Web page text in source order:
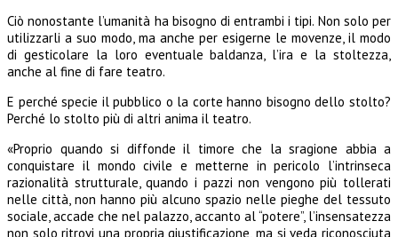
Ciò nonostante l’umanità ha bisogno di entrambi i tipi. Non solo per
utilizzarli a suo modo, ma anche per esigerne le movenze, il modo
di gesticolare la loro eventuale baldanza, l’ira e la stoltezza,
anche al fine di fare teatro.
E perché specie il pubblico o la corte hanno bisogno dello stolto?
Perché lo stolto più di altri anima il teatro.
«Proprio quando si diffonde il timore che la sragione abbia a
conquistare il mondo civile e metterne in pericolo l’intrinseca
razionalità strutturale, quando i pazzi non vengono più tollerati
nelle città, non hanno più alcuno spazio nelle pieghe del tessuto
sociale, accade che nel palazzo, accanto al “potere”, l’insensatezza
non solo ritrovi una propria giustificazione, ma si veda riconosciuta